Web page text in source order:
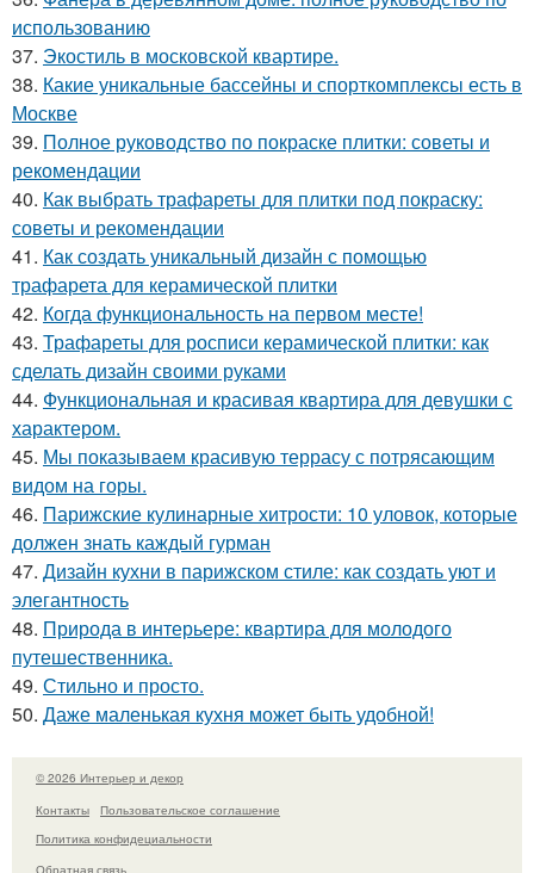
использованию
37. Экостиль в московской квартире.
38. Какие уникальные бассейны и спорткомплексы есть в
Москве
39. Полное руководство по покраске плитки: советы и
рекомендации
40. Как выбрать трафареты для плитки под покраску:
советы и рекомендации
41. Как создать уникальный дизайн с помощью
трафарета для керамической плитки
42. Когда функциональность на первом месте!
43. Трафареты для росписи керамической плитки: как
сделать дизайн своими руками
44. Функциональная и красивая квартира для девушки с
характером.
45. Мы показываем красивую террасу с потрясающим
видом на горы.
46. Парижские кулинарные хитрости: 10 уловок, которые
должен знать каждый гурман
47. Дизайн кухни в парижском стиле: как создать уют и
элегантность
48. Природа в интерьере: квартира для молодого
путешественника.
49. Стильно и просто.
50. Даже маленькая кухня может быть удобной!
© 2026 Интерьер и декор
Контакты
Пользовательское соглашение
Политика конфидециальности